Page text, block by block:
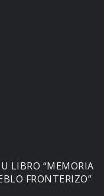
LIBRO “MEMORIA
FRONTERIZO”